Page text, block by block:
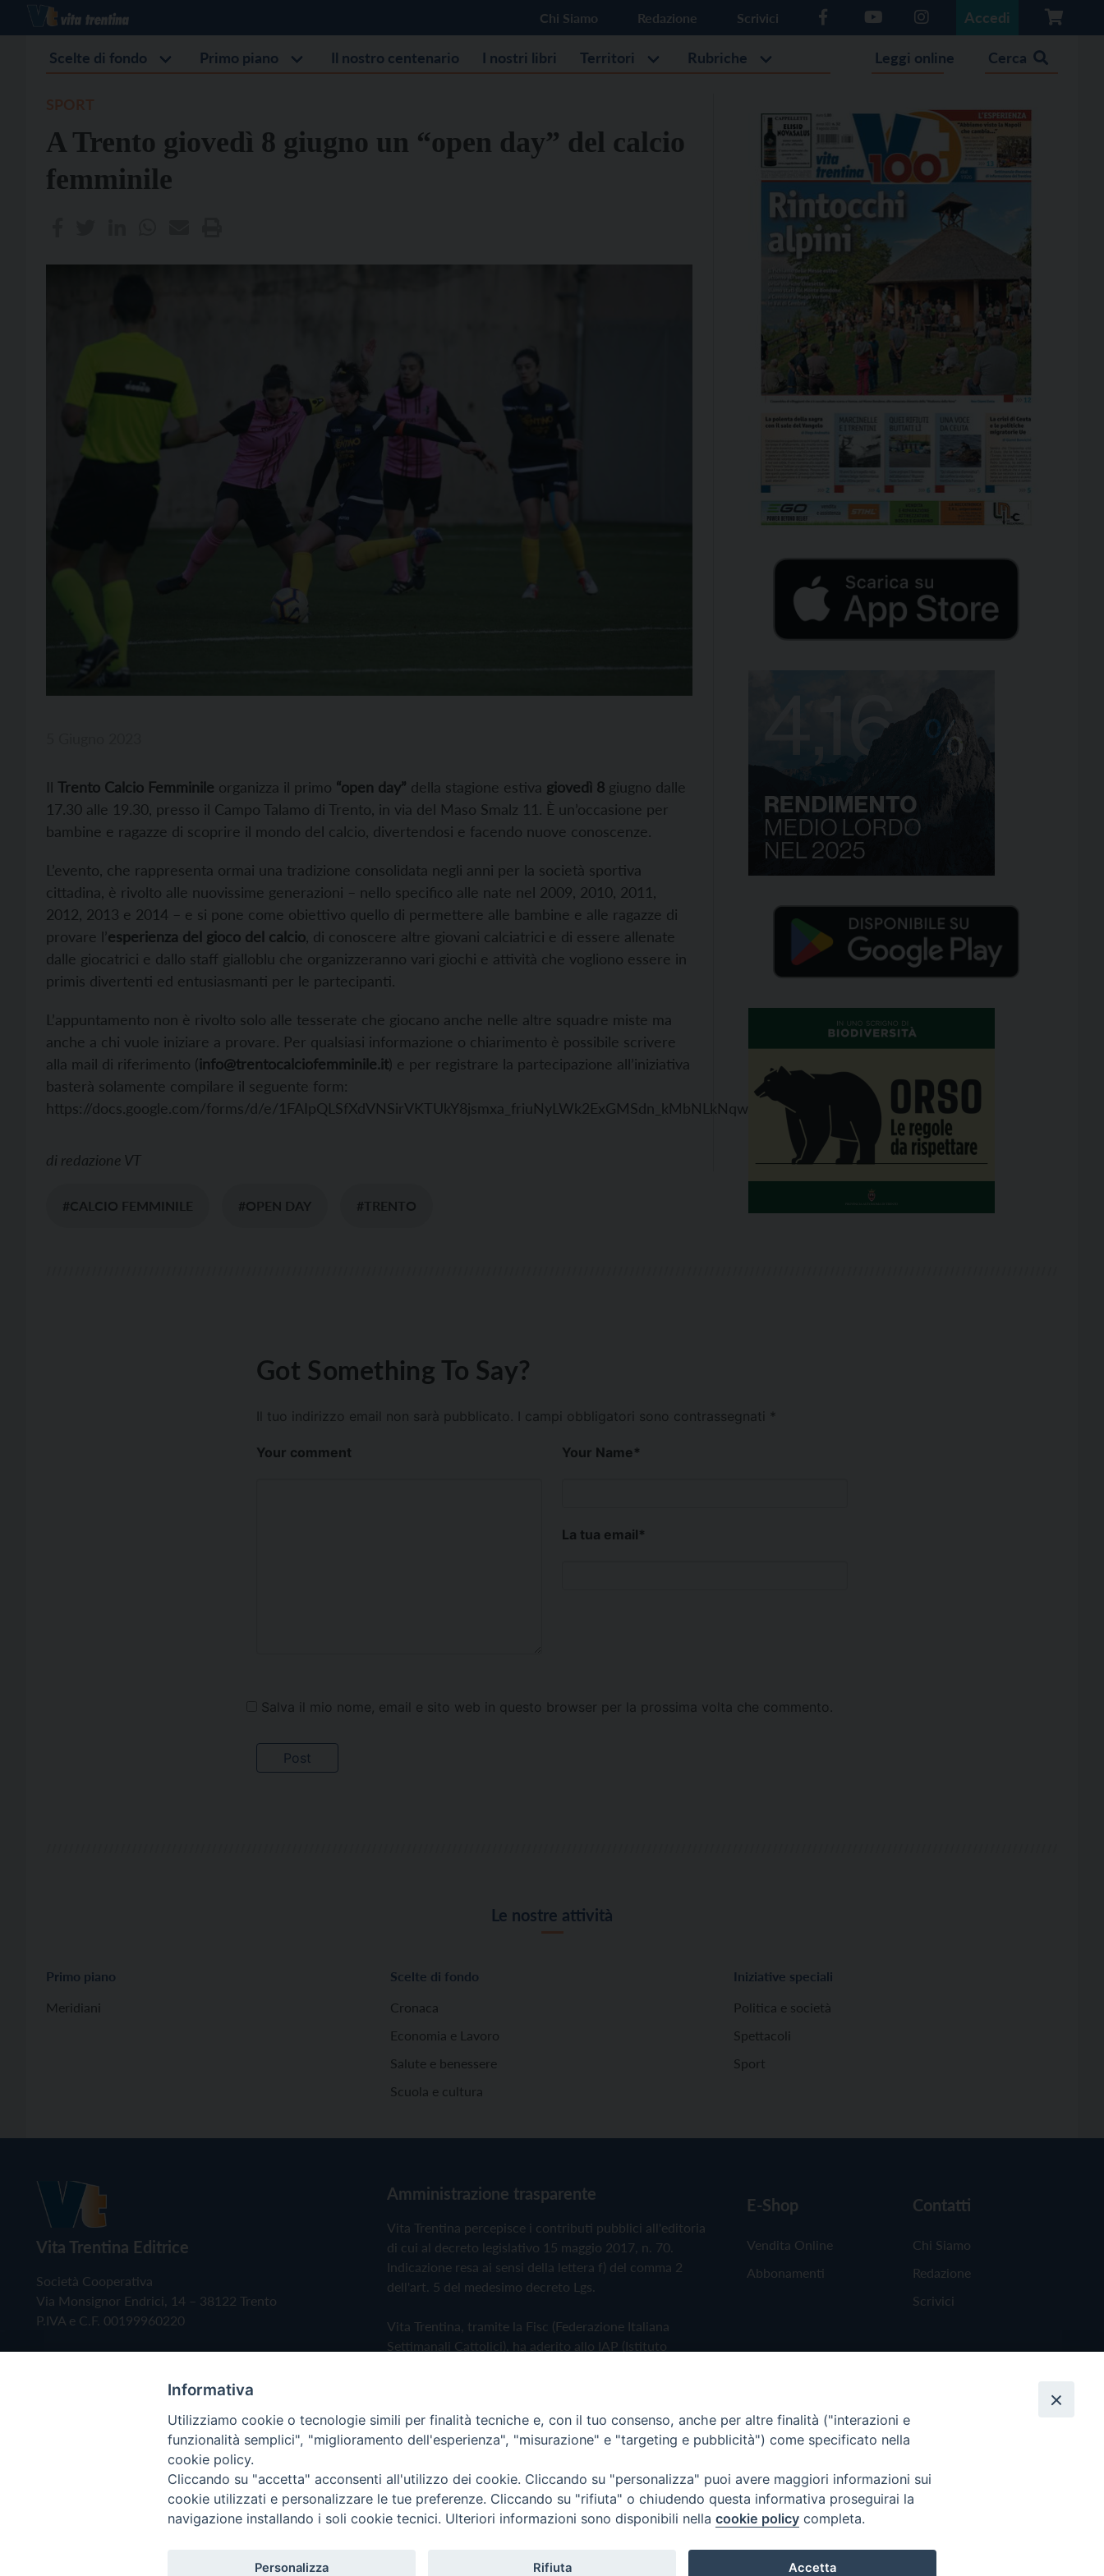
Chi Siamo Redazione Scrivici Accedi
Scelte di fondo Primo piano Il nostro centenario I nostri libri Territori Rubriche Leggi online Cerca
A Trento giovedì 8 giugno un “open day” del calcio
femminile
Il Trento Calcio Femminile organizza il primo “open day” della stagione estiva giovedì 8 giugno dalle
17.30 alle 19.30, presso il Campo Talamo di Trento, in via del Maso Smalz 11. È un’occasione per
bambine e ragazze di scoprire il mondo del calcio, divertendosi e facendo nuove conoscenze.
L’evento, che rappresenta ormai una tradizione consolidata negli anni per la società sportiva
cittadina, è rivolto alle nuovissime generazioni – nello specifico alle nate nel 2009, 2010, 2011,
2012, 2013 e 2014 – e si pone come obiettivo quello di permettere alle bambine e alle ragazze di
provare l’esperienza del gioco del calcio , di conoscere altre giovani calciatrici e di essere allenate
dalle giocatrici e dallo staff gialloblu che organizzeranno vari giochi e attività che vogliono essere in
primis divertenti ed entusiasmanti per le partecipanti.
L’appuntamento non è rivolto solo alle tesserate che giocano anche nelle altre squadre miste ma
anche a chi vuole iniziare a provare. Per qualsiasi informazione o chiarimento è possibile scrivere
alla mail di riferimento (info@trentocalciofemminile.it) e per registrare la partecipazione all’iniziativa
basterà solamente compilare il seguente form:
https://docs.google.com/forms/d/e/1FAIpQLSfXdVNSirVKTUkY8jsmxa_friuNyLWk2ExGMSdn_kMbNLkNqw/viewform
di redazione VT
#CALCIO FEMMINILE #OPEN DAY #TRENTO
Got Something To Say?
Il tuo indirizzo email non sarà pubblicato. I campi obbligatori sono contrassegnati *
Your comment Your Name*
La tua email*
Salva il mio nome, email e sito web in questo browser per la prossima volta che commento.
Le nostre attività
Primo piano
Meridiani
Scelte di fondo
Cronaca
Economia e Lavoro
Salute e benessere
Scuola e cultura
Iniziative speciali
Politica e società
Spettacoli
Sport
Vita Trentina Editrice
Società Cooperativa
Via Monsignor Endrici, 14 – 38122 Trento
P.IVA e C.F. 00199960220
Amministrazione trasparente
Vita Trentina percepisce i contributi pubblici all'editoria
di cui al decreto legislativo 15 maggio 2017, n. 70.
Indicazione resa ai sensi della lettera f) del comma 2
dell'art. 5 del medesimo decreto Lgs.
Vita Trentina, tramite la Fisc (Federazione Italiana
Settimanali Cattolici), ha aderito allo IAP (Istituto
Privacy Policy Cookie Policy
E-Shop
Vendita Online
Abbonamenti
Contatti
Chi Siamo
Redazione
Scrivici
Copyright © 2019 - Tutti i diritti riservati - Vita Trentina Editrice
Informativa
Utilizziamo cookie o tecnologie simili per finalità tecniche e, con il tuo consenso, anche per altre finalità ("interazioni e
funzionalità semplici", "miglioramento dell'esperienza", "misurazione" e "targeting e pubblicità") come specificato nella
cookie policy.
Cliccando su "accetta" acconsenti all'utilizzo dei cookie. Cliccando su "personalizza" puoi avere maggiori informazioni sui
cookie utilizzati e personalizzare le tue preferenze. Cliccando su "rifiuta" o chiudendo questa informativa proseguirai la
navigazione installando i soli cookie tecnici. Ulteriori informazioni sono disponibili nella cookie policy completa.
Personalizza Rifiuta Accetta